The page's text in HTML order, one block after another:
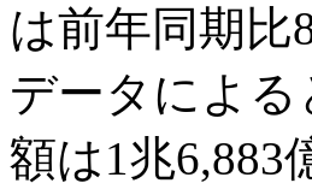
は前年同期比
データによ
額は1兆6,883